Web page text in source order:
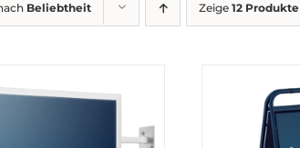
Logo-Gestaltung
Flyer & Faltblätter
Broschüren & Kataloge
Beliebtheit Zeige 12 Produkte